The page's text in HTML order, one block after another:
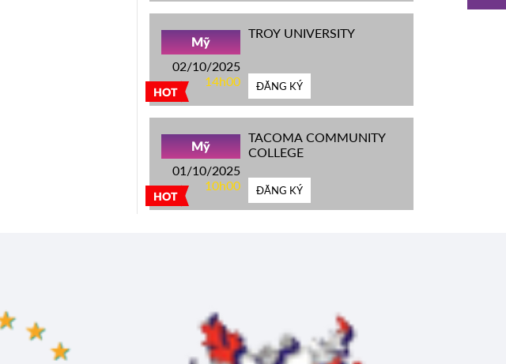
HOT
Mỹ
02/10/2025
14h00
TROY UNIVERSITY
ĐĂNG KÝ
HOT
Mỹ
01/10/2025
10h00
TACOMA COMMUNITY
COLLEGE
ĐĂNG KÝ